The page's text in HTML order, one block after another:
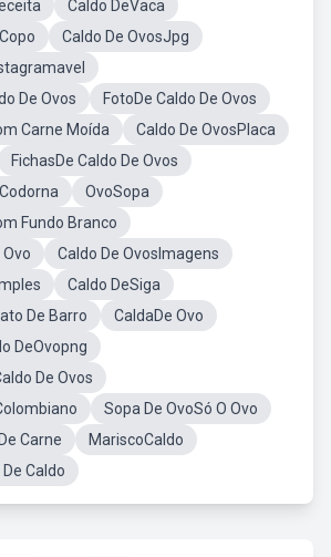
Caldo DeVaca
Caldo De OvosJpg
De Ovos
FotoDe Caldo De Ovos
Carne Moída
Caldo De OvosPlaca
FichasDe Caldo De Ovos
OvoSopa
Fundo Branco
Caldo De OvosImagens
Caldo DeSiga
De Barro
CaldaDe Ovo
DeOvopng
De Ovos
Sopa De OvoSó O Ovo
Carne
MariscoCaldo
De Caldo